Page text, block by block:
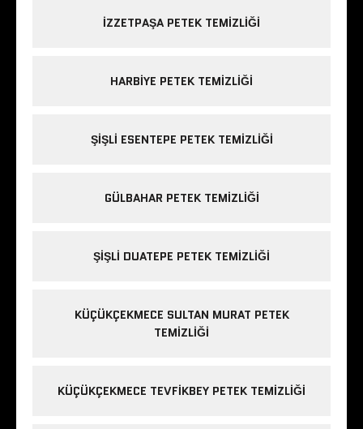
IZZETPAŞA PETEK TEMIZLIĞI
HARBIYE PETEK TEMIZLIĞI
ŞIŞLI ESENTEPE PETEK TEMIZLIĞI
GÜLBAHAR PETEK TEMIZLIĞI
ŞIŞLI DUATEPE PETEK TEMIZLIĞI
KÜÇÜKÇEKMECE SULTAN MURAT PETEK
TEMIZLIĞI
KÜÇÜKÇEKMECE TEVFIKBEY PETEK TEMIZLIĞI